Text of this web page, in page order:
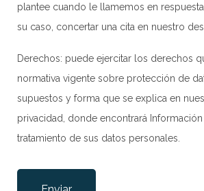
plantee cuando le llamemos en
su caso, concertar una cita en nuestro
Derechos: puede ejercitar los derechos
normativa vigente sobre protección de
supuestos y forma que se explica en
privacidad , donde encontrará
tratamiento de sus datos personales.
Por favor, deja este campo vacío.